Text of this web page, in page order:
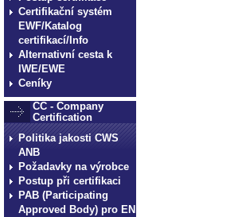
Certifikační systém
EWF/Katalog
certifikací/Info
Alternativní cesta k
IWE/EWE
Ceníky
CC - Company
Certification
Politika jakosti CWS
ANB
Požadavky na výrobce
Postup při certifikaci
PAB (Participating
Approved Body) pro EN